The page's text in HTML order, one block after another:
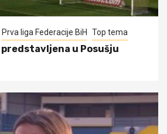
Prva liga Federacije BiH Top tema
predstavljena u Posušju